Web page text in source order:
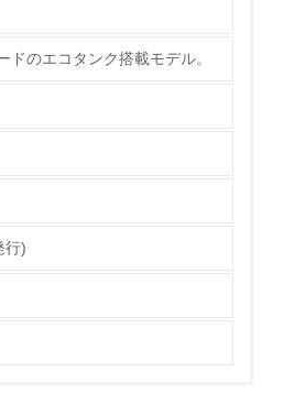
のエコタンク搭載モデル。
行)